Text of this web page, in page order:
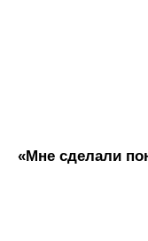
«Мне сделали